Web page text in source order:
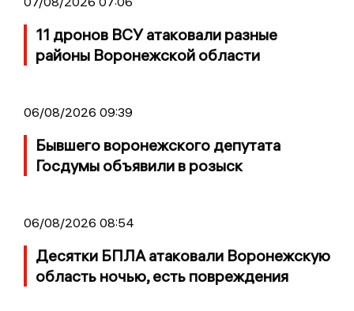
11 дронов ВСУ атаковали разные
районы Воронежской области
06/08/2026 09:39
Бывшего воронежского депутата
Госдумы объявили в розыск
06/08/2026 08:54
Десятки БПЛА атаковали Воронежскую
область ночью, есть повреждения